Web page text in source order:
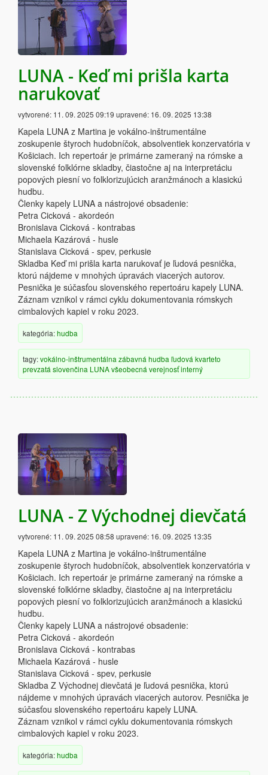
LUNA - Keď mi prišla karta
narukovať
vytvorené: 11. 09. 2025 09:19 upravené: 16. 09. 2025 13:38
Kapela LUNA z Martina je vokálno-inštrumentálne
zoskupenie štyroch hudobníčok, absolventiek konzervatória v
Košiciach. Ich repertoár je primárne zameraný na rómske a
slovenské folklórne skladby, čiastočne aj na interpretáciu
popových piesní vo folklorizujúcich aranžmánoch a klasickú
hudbu.
Členky kapely LUNA a nástrojové obsadenie:
Petra Cicková - akordeón
Bronislava Cicková - kontrabas
Michaela Kazárová - husle
Stanislava Cicková - spev, perkusie
Skladba Keď mi prišla karta narukovať je ľudová pesnička,
ktorú nájdeme v mnohých úpravách viacerých autorov.
Pesnička je súčasťou slovenského repertoáru kapely LUNA.
Záznam vznikol v rámci cyklu dokumentovania rómskych
cimbalových kapiel v roku 2023.
kategória:hudba
tagy:vokálno-inštrumentálna zábavná hudba ľudová kvarteto
prevzatá slovenčina LUNAvšeobecná verejnosťinterný
LUNA - Z Východnej dievčatá
vytvorené: 11. 09. 2025 08:58 upravené: 16. 09. 2025 13:35
Kapela LUNA z Martina je vokálno-inštrumentálne
zoskupenie štyroch hudobníčok, absolventiek konzervatória v
Košiciach. Ich repertoár je primárne zameraný na rómske a
slovenské folklórne skladby, čiastočne aj na interpretáciu
popových piesní vo folklorizujúcich aranžmánoch a klasickú
hudbu.
Členky kapely LUNA a nástrojové obsadenie:
Petra Cicková - akordeón
Bronislava Cicková - kontrabas
Michaela Kazárová - husle
Stanislava Cicková - spev, perkusie
Skladba Z Východnej dievčatá je ľudová pesnička, ktorú
nájdeme v mnohých úpravách viacerých autorov. Pesnička je
súčasťou slovenského repertoáru kapely LUNA.
Záznam vznikol v rámci cyklu dokumentovania rómskych
cimbalových kapiel v roku 2023.
kategória:hudba